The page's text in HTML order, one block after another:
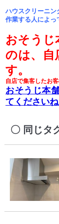
ハウスクリーニン
作業する人によ
おそうじ
のは、自
す。
自店で集客したお
おそうじ本
てくださいね
同じタ